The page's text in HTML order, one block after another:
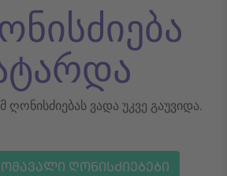
ღონისძიებას ვადა უკვე გაუვიდა.
ᲦᲝᲜᲘᲡᲫᲘᲔᲑᲔᲑᲘ